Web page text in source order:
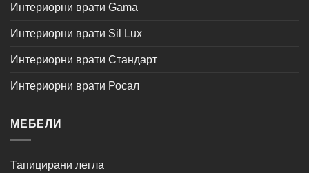
Интериорни врати Gama
Интериорни врати Sil Lux
Интериорни врати Стандарт
Интериорни врати Росал
МЕБЕЛИ
Тапицирани легла